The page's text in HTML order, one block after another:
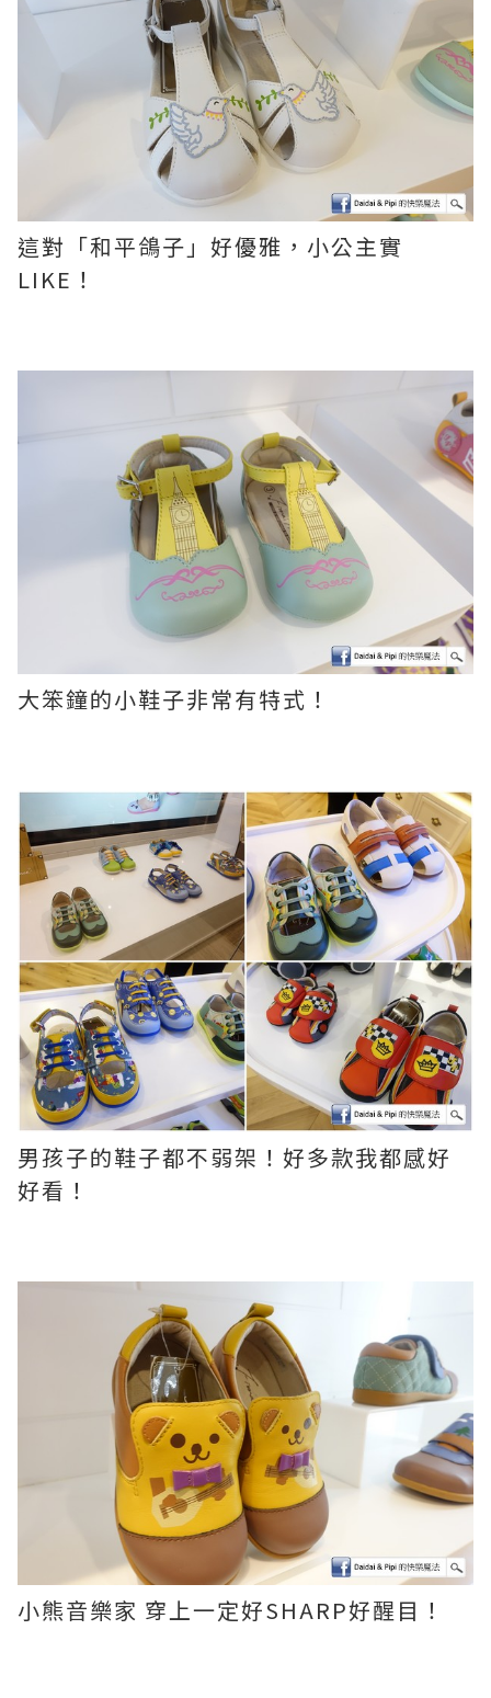
這對「和平鴿子」好優雅，小公主實
LIKE！
大笨鐘的小鞋子非常有特式！
男孩子的鞋子都不弱架！好多款我都感好
好看！
小熊音樂家 穿上一定好SHARP好醒目！